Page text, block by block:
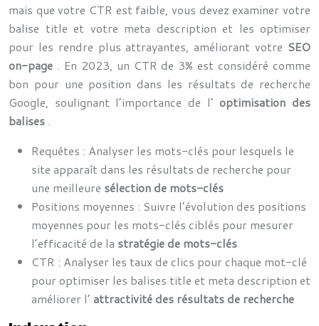
mais que votre CTR est faible, vous devez examiner votre
balise title et votre meta description et les optimiser
pour les rendre plus attrayantes, améliorant votre SEO
on-page . En 2023, un CTR de 3% est considéré comme
bon pour une position dans les résultats de recherche
Google, soulignant l’importance de l’optimisation des
balises .
Requêtes : Analyser les mots-clés pour lesquels le
site apparaît dans les résultats de recherche pour
une meilleure sélection de mots-clés
Positions moyennes : Suivre l’évolution des positions
moyennes pour les mots-clés ciblés pour mesurer
l’efficacité de la stratégie de mots-clés
CTR : Analyser les taux de clics pour chaque mot-clé
pour optimiser les balises title et meta description et
améliorer l’ attractivité des résultats de recherche